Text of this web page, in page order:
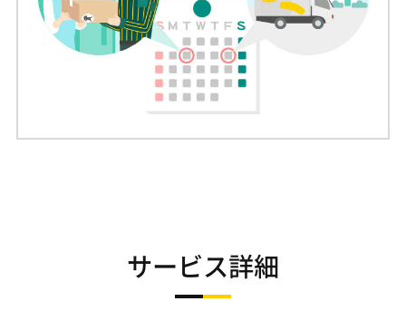
サービス詳細